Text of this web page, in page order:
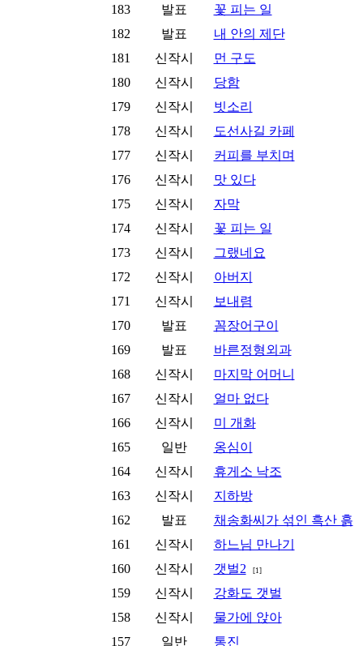
183
발표
꽃 피는 일
182
발표
내 안의 제단
181
신작시
먼 구도
180
신작시
당함
179
신작시
빗소리
178
신작시
도선사길 카페
177
신작시
커피를 부치며
176
신작시
맛 있다
175
신작시
자막
174
신작시
꽃 피는 일
173
신작시
그랬네요
172
신작시
아버지
171
신작시
보내렴
170
발표
꼼장어구이
169
발표
바른정형외과
168
신작시
마지막 어머니
167
신작시
얼마 없다
166
신작시
미 개화
165
일반
옹심이
164
신작시
휴게소 낙조
163
신작시
지하방
162
발표
채송화씨가 섞인 흑산 흙
161
신작시
하느님 만나기
160
신작시 갯벌2 [1]
159 신작시
강화도 갯벌
158
신작시
물가에 앉아
157
일반
통진